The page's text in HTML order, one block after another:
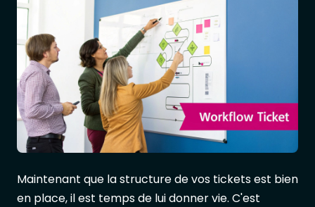
Maintenant que la structure de vos tickets est bien
en place, il est temps de lui donner vie. C'est